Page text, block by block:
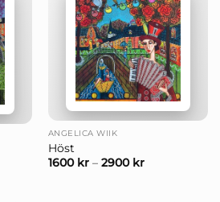
ANGELICA WIIK
Höst
1600 kr– 2900 kr